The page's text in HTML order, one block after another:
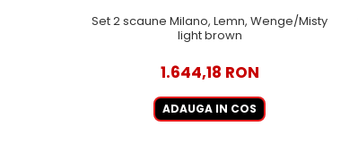
Set 2 scaune Milano, Lemn, Wenge/Misty
light brown
1.644,18 RON
ADAUGA IN COS